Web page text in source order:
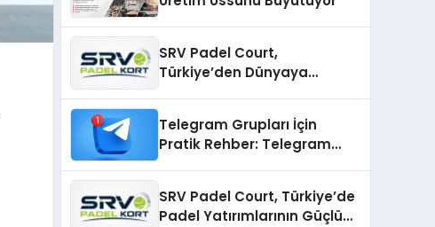
SRV Padel Court,
Türkiye’den Dünyaya
Telegram Grupları İçin
Pratik Rehber: Telegram
SRV Padel Court, Türkiye’de
Padel Yatırımlarının Güçlü